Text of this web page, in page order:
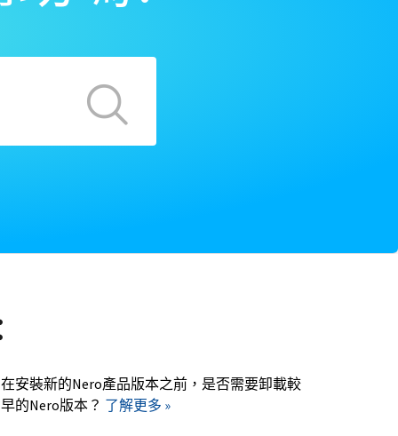
在安裝新的Nero產品版本之前，是否需要卸載較
早的Nero版本？ 了解更多 »